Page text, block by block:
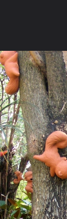
ทริปวัดปราสาทดิ
วิดีโอ รูปภา
สถานที่ กล้อง